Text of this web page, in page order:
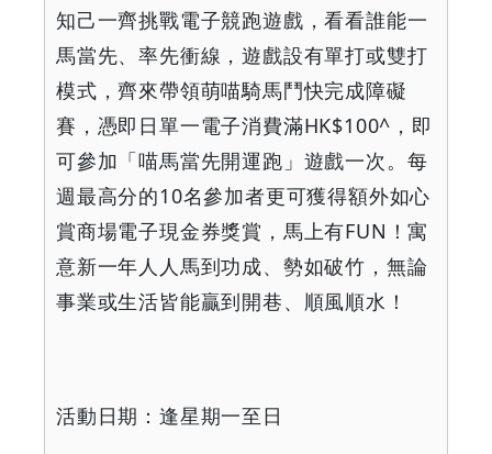
知己一齊挑戰電子競跑遊戲，看看誰能一
馬當先、率先衝線，遊戲設有單打或雙打
模式，齊來帶領萌喵騎馬鬥快完成障礙
賽，憑即日單一電子消費滿HK$100^ ，即
可參加「喵馬當先開運跑」遊戲一次。每
週最高分的10名參加者更可獲得額外如心
賞商場電子現金券獎賞，馬上有FUN ！寓
意新一年人人馬到功成、勢如破竹，無論
事業或生活皆能贏到開巷、順風順水！
活動日期：逢星期一至日